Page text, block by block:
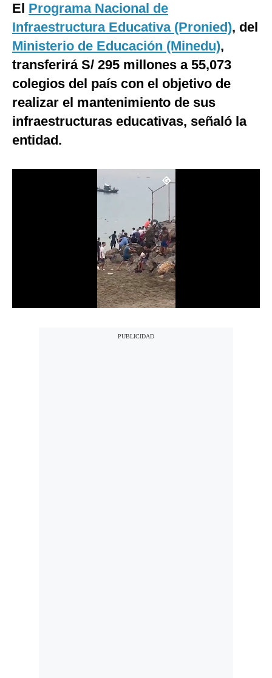
México
España
Internacional
Tecnología
Mix
El Programa Nacional de
Infraestructura Educativa (Pronied), del
Ministerio de Educación (Minedu),
transferirá S/ 295 millones a 55,073
colegios del país con el objetivo de
realizar el mantenimiento de sus
infraestructuras educativas, señaló la
entidad.